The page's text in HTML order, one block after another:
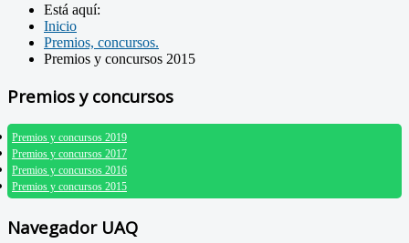
Está aquí:
Inicio
Premios, concursos.
Premios y concursos 2015
Premios y concursos
Premios y concursos 2019
Premios y concursos 2017
Premios y concursos 2016
Premios y concursos 2015
Navegador UAQ